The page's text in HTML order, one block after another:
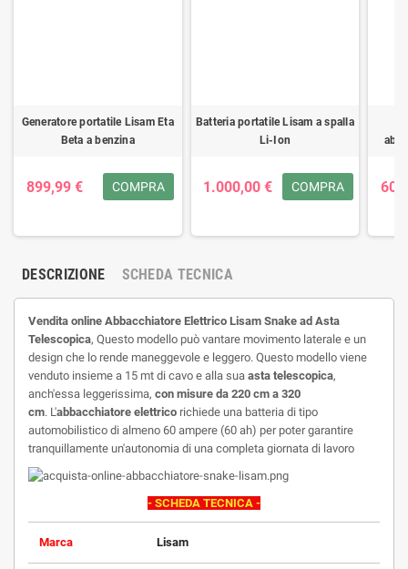
Generatore portatile Lisam Eta
Beta a benzina
899,99 € COMPRA
Batteria portatile Lisam a spalla
Li-Ion
1.000,00 € COMPRA
DESCRIZIONE SCHEDA TECNICA
Vendita online Abbacchiatore Elettrico Lisam Snake ad Asta
Telescopica, Questo modello può vantare movimento laterale e un
design che lo rende maneggevole e leggero. Questo modello viene
venduto insieme a 15 mt di cavo e alla sua asta telescopica,
anch'essa leggerissima, con misure da 220 cm a 320
cm. L'abbacchiatore elettrico richiede una batteria di tipo
automobilistico di almeno 60 ampere (60 ah) per poter garantire
tranquillamente un'autonomia di una completa giornata di lavoro
- SCHEDA TECNICA -
Marca Lisam